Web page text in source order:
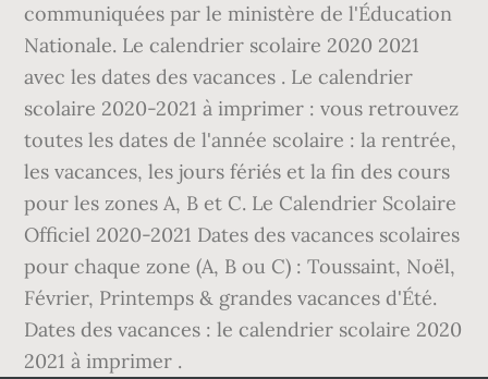
communiquées par le ministère de l'Éducation
Nationale. Le calendrier scolaire 2020 2021
avec les dates des vacances . Le calendrier
scolaire 2020-2021 à imprimer : vous retrouvez
toutes les dates de l'année scolaire : la rentrée,
les vacances, les jours fériés et la fin des cours
pour les zones A, B et C. Le Calendrier Scolaire
Officiel 2020-2021 Dates des vacances scolaires
pour chaque zone (A, B ou C) : Toussaint, Noël,
Février, Printemps & grandes vacances d'Été.
Dates des vacances : le calendrier scolaire 2020
2021 à imprimer .